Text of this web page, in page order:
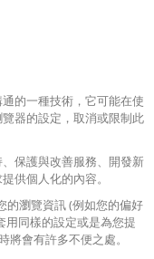
的一種技術，它可能在使
器的設定，取消或限制此
保護與改善服務、開發新
供個人化的內容。
的瀏覽資訊 (例如您的偏好
用同樣的設定或是為您提
會有許多不便之處。